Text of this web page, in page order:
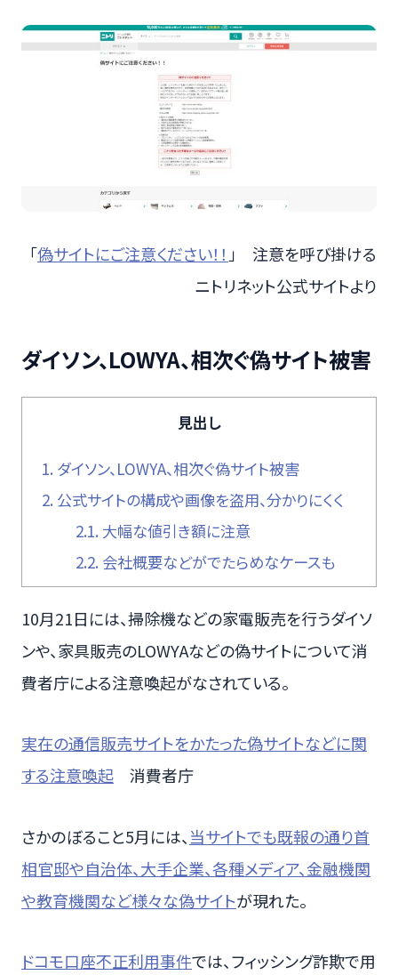
「偽サイトにご注意ください！！ 」 注意を呼び掛ける
ニトリネット公式サイトより
ダイソン、LOWYA、相次ぐ偽サイト被害
見出し
1. ダイソン、LOWYA、相次ぐ偽サイト被害
2. 公式サイトの構成や画像を盗用、分かりにくく
2.1. 大幅な値引き額に注意
2.2. 会社概要などがでたらめなケースも
10月21日には、掃除機などの家電販売を行うダイソ
ンや、家具販売のLOWYAなどの偽サイトについて消
費者庁による注意喚起がなされている。
実在の通信販売サイトをかたった偽サイトなどに関
する注意喚起 消費者庁
さかのぼること5月には、 当サイトでも既報の通り首
相官邸や自治体、大手企業、各種メディア、金融機関
や教育機関など様々な偽サイトが現れた。
ドコモ口座不正利用事件では、フィッシング詐欺で用